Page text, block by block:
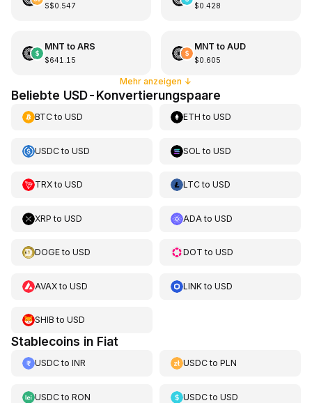
S$0.547 $0.428
MNT to ARS
$641.15
MNT to AUD
$0.605
Mehr anzeigen ↓
Beliebte USD-Konvertierungspaare
BTCto USD ETH toUSD
USDCto USD SOL toUSD
TRXto USD LTCtoUSD
XRP to USD ADA toUSD
DOGEto USD DOT toUSD
AVAXto USD LINKtoUSD
SHIB to USD
Stablecoins in Fiat
USDCto INR USDCtoPLN
USDCto RON USDCtoUSD